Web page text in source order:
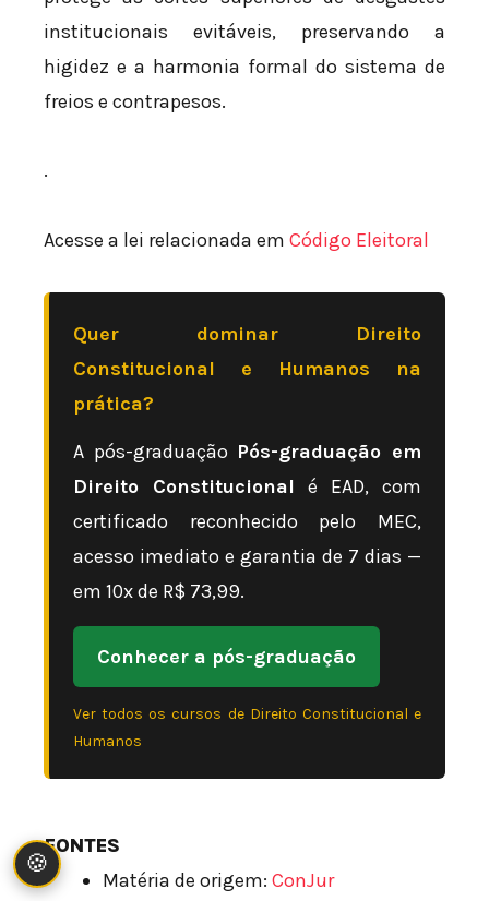
institucionais evitáveis, preservando a
higidez e a harmonia formal do sistema de
freios e contrapesos.
.
Acesse a lei relacionada em Código Eleitoral
Quer dominar Direito
Constitucional e Humanos na
prática?
A pós-graduação Pós-graduação em
Direito Constitucional é EAD, com
certificado reconhecido pelo MEC,
acesso imediato e garantia de 7 dias —
em 10x de R$ 73,99.
Conhecer a pós-graduação
Ver todos os cursos de Direito Constitucional e
Humanos
FONTES
Matéria de origem: ConJur
🍪